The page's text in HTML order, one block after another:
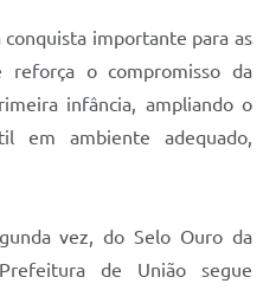
importante para as
reforça o compromisso da
infância, ampliando o
em ambiente adequado,
vez, do Selo Ouro da
de União segue